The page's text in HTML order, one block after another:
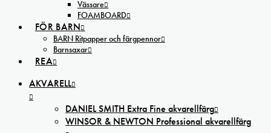
Vässare
FOAMBOARD
FÖR BARN
BARN Ritpapper och färgpennor
Barnsaxar
REA
AKVARELL
DANIEL SMITH Extra Fine akvarellfärg
WINSOR & NEWTON Professional akvarellfärg